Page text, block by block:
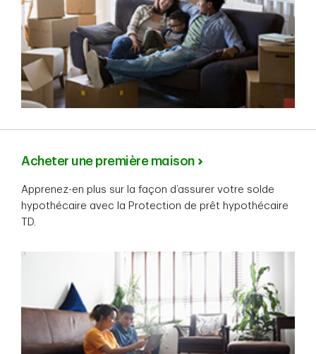
Pour en savoir plus sur la couverture,
notamment sur les indemnités, les
conditions et les restrictions, consultez
la sectionCertificat d’assurance et
documents importants
Acheter une première maison
Apprenez-en plus sur la façon d’assurer votre solde
hypothécaire avec la Protection de prêt hypothécaire
TD.